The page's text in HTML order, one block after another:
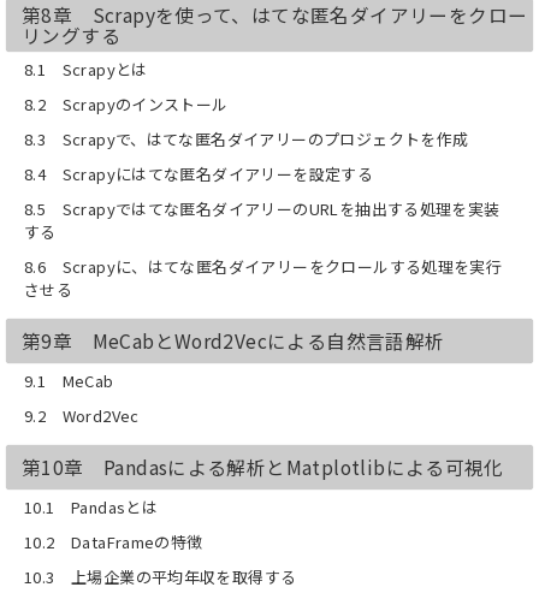
第8章 Scrapyを使って、はてな匿名ダイアリーをクロー
リングする
8.1 Scrapyとは
8.2 Scrapyのインストール
8.3 Scrapyで、はてな匿名ダイアリーのプロジェクトを作成
8.4 Scrapyにはてな匿名ダイアリーを設定する
8.5 Scrapyではてな匿名ダイアリーのURLを抽出する処理を実装
する
8.6 Scrapyに、はてな匿名ダイアリーをクロールする処理を実行
させる
第9章 MeCabとWord2Vecによる自然言語解析
9.1 MeCab
9.2 Word2Vec
第10章 Pandasによる解析とMatplotlibによる可視化
10.1 Pandasとは
10.2 DataFrameの特徴
10.3 上場企業の平均年収を取得する